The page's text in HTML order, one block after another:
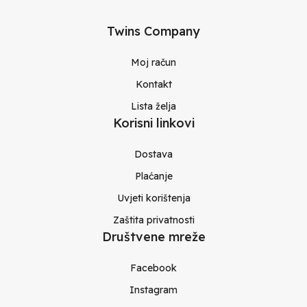
Twins Company
Moj račun
Kontakt
Lista želja
Korisni linkovi
Dostava
Plaćanje
Uvjeti korištenja
Zaštita privatnosti
Društvene mreže
Facebook
Instagram